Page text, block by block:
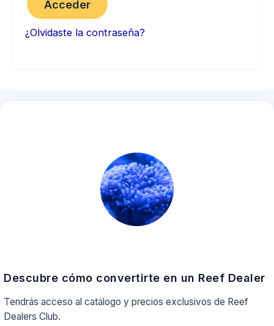
Acceder
¿Olvidaste la contraseña?
Descubre cómo convertirte en un Reef Dealer
Tendrás acceso al catálogo y precios exclusivos de Reef
Dealers Club.